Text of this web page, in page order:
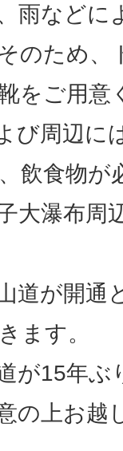
雨などに
のため、
をご用意
び周辺に
飲食物が
大瀑布周
道が開通
ます。
が15年ぶ
の上お越